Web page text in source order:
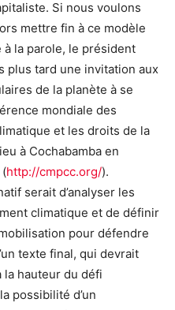
Si nous voulons
mettre fin à ce modèle
à la parole, le président
plus tard une invitation aux
de la planète à se
mondiale des
et les droits de la
à Cochabamba en
http://cmpcc.org/).
serait d’analyser les
climatique et de définir
pour défendre
texte final, qui devrait
la hauteur du défi
possibilité d’un